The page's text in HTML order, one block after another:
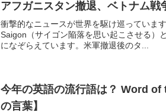
アフガニスタン撤退、ベトナム戦
衝撃的なニュースが世界を駆け巡っていま
Saigon（サイゴン陥落を思い起こさせる）
になぞらえています。米軍撤退後のタ...
今年の英語の流行語は？ Word
の言葉】